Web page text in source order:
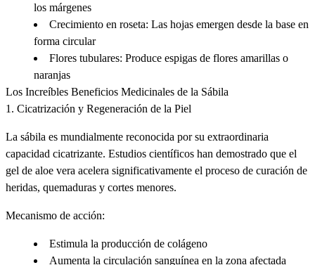
los márgenes
Crecimiento en roseta: Las hojas emergen desde la base en
forma circular
Flores tubulares: Produce espigas de flores amarillas o
naranjas
Los Increíbles Beneficios Medicinales de la Sábila
1. Cicatrización y Regeneración de la Piel
La sábila es mundialmente reconocida por su extraordinaria
capacidad cicatrizante. Estudios científicos han demostrado que el
gel de aloe vera acelera significativamente el proceso de curación de
heridas, quemaduras y cortes menores.
Mecanismo de acción:
Estimula la producción de colágeno
Aumenta la circulación sanguínea en la zona afectada